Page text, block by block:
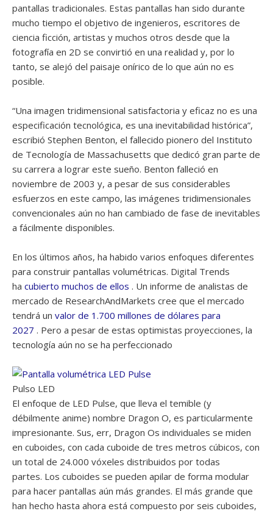
pantallas tradicionales. Estas pantallas han sido durante
mucho tiempo el objetivo de ingenieros, escritores de
ciencia ficción, artistas y muchos otros desde que la
fotografía en 2D se convirtió en una realidad y, por lo
tanto, se alejó del paisaje onírico de lo que aún no es
posible.
“Una imagen tridimensional satisfactoria y eficaz no es una
especificación tecnológica, es una inevitabilidad histórica”,
escribió Stephen Benton, el fallecido pionero del Instituto
de Tecnología de Massachusetts que dedicó gran parte de
su carrera a lograr este sueño. Benton falleció en
noviembre de 2003 y, a pesar de sus considerables
esfuerzos en este campo, las imágenes tridimensionales
convencionales aún no han cambiado de fase de inevitables
a fácilmente disponibles.
En los últimos años, ha habido varios enfoques diferentes
para construir pantallas volumétricas. Digital Trends
ha cubierto muchos de ellos . Un informe de analistas de
mercado de ResearchAndMarkets cree que el mercado
tendrá un valor de 1.700 millones de dólares para
2027 . Pero a pesar de estas optimistas proyecciones, la
tecnología aún no se ha perfeccionado
Pulso LED
El enfoque de LED Pulse, que lleva el temible (y
débilmente anime) nombre Dragon O, es particularmente
impresionante. Sus, err, Dragon Os individuales se miden
en cuboides, con cada cuboide de tres metros cúbicos, con
un total de 24.000 vóxeles distribuidos por todas
partes. Los cuboides se pueden apilar de forma modular
para hacer pantallas aún más grandes. El más grande que
han hecho hasta ahora está compuesto por seis cuboides,